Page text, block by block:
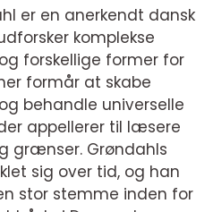
er en anerkendt dansk
komplekse
forskellige former for
formår at skabe
behandle universelle
appellerer til læsere
grænser. Grøndahls
sig over tid, og han
stor stemme inden for